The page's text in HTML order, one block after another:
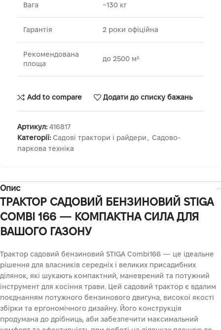
Вага ~130 кг
Гарантія 2 роки офіційна
Рекомендована
площа
до 2500 м²
Add to compare Додати до списку бажань
Артикул: 416817
Категорії: Садові трактори і райдери , Садово-
паркова техніка
Опис
ТРАКТОР САДОВИЙ БЕНЗИНОВИЙ STIGA
COMBI 166 — КОМПАКТНА СИЛА ДЛЯ
ВАШОГО ГАЗОНУ
Трактор садовий бензиновий STIGA Combi166 — це ідеальне
рішення для власників середніх і великих присадибних
ділянок, які шукають компактний, маневрений та потужний
інструмент для косіння трави. Цей садовий трактор є вдалим
поєднанням потужного бензинового двигуна, високої якості
збірки та ергономічного дизайну. Його конструкція
продумана до дрібниць, аби забезпечити максимальний